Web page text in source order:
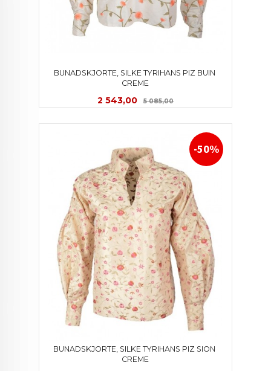
BUNADSKJORTE, SILKE TYRIHANS PIZ BUIN
CREME
Tilbud
2 543,00 5 085,00Rabatt
BUNADSKJORTE, SILKE TYRIHANS PIZ SION
CREME
-50%